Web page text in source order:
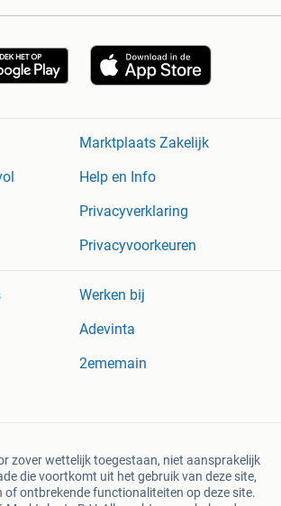
Marktplaats Zakelijk
Help en Info
Privacyverklaring
Privacyvoorkeuren
Werken bij
Adevinta
2ememain
zover wettelijk toegestaan, niet aansprakelijk
die voortkomt uit het gebruik van deze site,
of ontbrekende functionaliteiten op deze site.